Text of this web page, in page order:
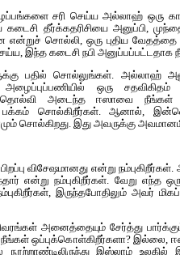
சரி செய்ய அல்லாஹ் ஒரு
தீர்க்கதரிசியை அனுப்பி,
என்றுச் சொல்லி, ஒரு புதிய
இந்த கடைசி நபி அனுப்பப்பட்டதாக
பதில் சொல்லுங்கள். அல்லாஹ்
ஒரு சதவிகிதம்
அடைந்த ஈஸாவை நீங்கள்
பக்கம் சொல்கிறீர்கள். ஆனால்,
சொல்கிறது. இது அவருக்கு
விசேஷமானது என்று
என்று நம்புகிறீர்கள். வேறு எந்த
இருந்தபோதிலும் அவர்
அனைத்தையும் சேர்த்து
நீங்கள் ஒப்புக்கொள்கிறீர்களா?
இஸ்லாம் உலகில்